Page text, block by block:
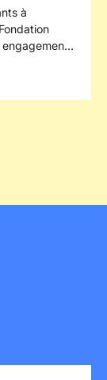
à
du